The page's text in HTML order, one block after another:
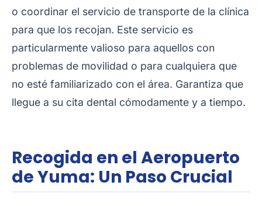
o coordinar el servicio de transporte de la clínica
para que los recojan. Este servicio es
particularmente valioso para aquellos con
problemas de movilidad o para cualquiera que
no esté familiarizado con el área. Garantiza que
llegue a su cita dental cómodamente y a tiempo.
Recogida en el Aeropuerto
de Yuma: Un Paso Crucial